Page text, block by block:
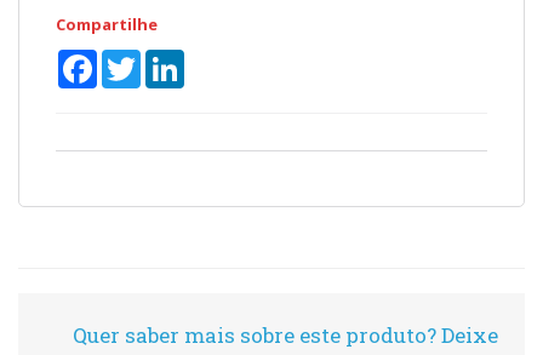
Compartilhe
FacebookTwitter
Quer saber mais sobre este produto? Deixe